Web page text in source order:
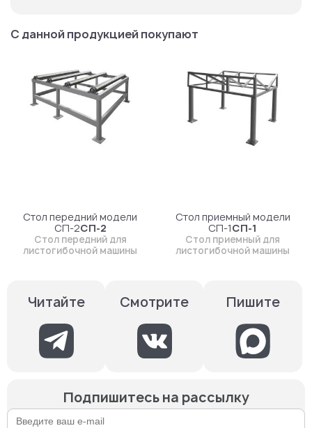
С данной продукцией покупают
Стол передний модели
СП-2СП-2
Стол передний для
листогибочной машины
Стол приемный модели
СП-1СП-1
Стол приемный для
листогибочной машины
Читайте Смотрите Пишите
Подпишитесь на рассылку